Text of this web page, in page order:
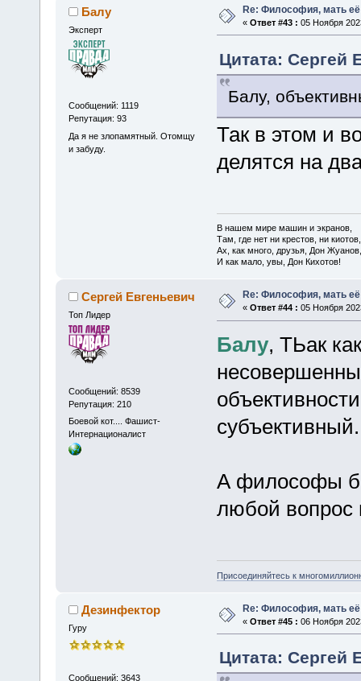
Балу
Эксперт
Сообщений: 1119
Репутация: 93
Да я не злопамятный. Отомщу
и забуду.
Re: Философия, мать её
« Ответ #43 : 05 Ноября
Цитата: Сергей
Балу,
Так в этом и
делятся на
В нашем мире машин и экранов,
Там, где нет ни крестов, ни киотов,
Ах, как много, друзья, Дон Жуанов,
И как мало, увы, Дон Кихотов!
Сергей Евгеньевич
Топ Лидер
Сообщений: 8539
Репутация: 210
Боевой кот.... Фашист-
Интернационалист
Re: Философия, мать её
« Ответ #44 : 05 Ноября
Балу, ТЬак
субъективный.
А философы
любой вопрос
Присоединяйтесь к
Дезинфектор
Гуру
Сообщений: 3643
Re: Философия, мать её
« Ответ #45 : 06 Ноября
Цитата: Сергей